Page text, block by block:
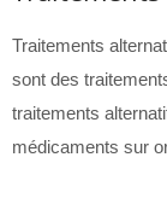
Traitements
sont des
traitements
médicaments sur